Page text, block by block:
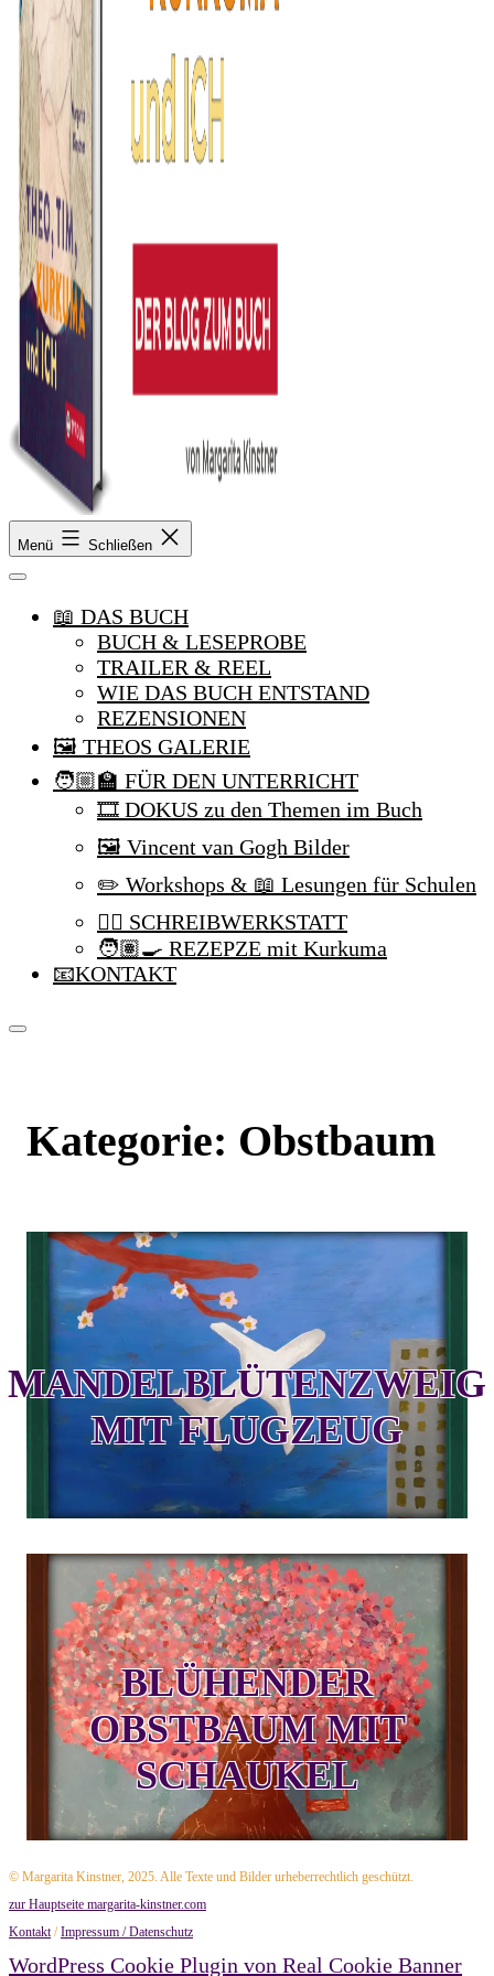
Theo,
Tim,
Kurkuma
Menü Schließen
📖 DAS BUCH
BUCH & LESEPROBE
TRAILER & REEL
WIE DAS BUCH ENTSTAND
REZENSIONEN
🖼️ THEOS GALERIE
🧑🏼‍🏫 FÜR DEN UNTERRICHT
🎞️ DOKUS zu den Themen im Buch
🖼️ Vincent van Gogh Bilder
✏️ Workshops & 📖 Lesungen für Schulen
✍🏼 SCHREIBWERKSTATT
🧑🏽‍🍳 REZEPZE mit Kurkuma
📧KONTAKT
Kategorie: Obstbaum
MANDELBLÜTENZWEIG
MIT FLUGZEUG
BLÜHENDER
OBSTBAUM MIT
SCHAUKEL
© Margarita Kinstner, 2025. Alle Texte und Bilder urheberrechtlich geschützt.
zur Hauptseite margarita-kinstner.com
Kontakt/Impressum / Datenschutz
WordPress Cookie Plugin von Real Cookie Banner